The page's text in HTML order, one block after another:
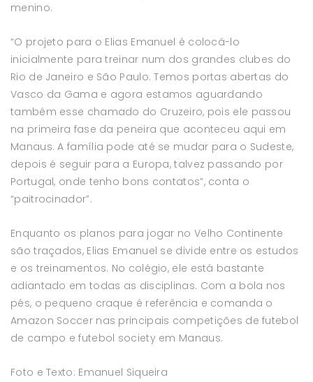
menino.
“O projeto para o Elias Emanuel é colocá-lo
inicialmente para treinar num dos grandes clubes do
Rio de Janeiro e São Paulo. Temos portas abertas do
Vasco da Gama e agora estamos aguardando
também esse chamado do Cruzeiro, pois ele passou
na primeira fase da peneira que aconteceu aqui em
Manaus. A família pode até se mudar para o Sudeste,
depois é seguir para a Europa, talvez passando por
Portugal, onde tenho bons contatos”, conta o
“paitrocinador”.
Enquanto os planos para jogar no Velho Continente
são traçados, Elias Emanuel se divide entre os estudos
e os treinamentos. No colégio, ele está bastante
adiantado em todas as disciplinas. Com a bola nos
pés, o pequeno craque é referência e comanda o
Amazon Soccer nas principais competições de futebol
de campo e futebol society em Manaus.
Foto e Texto: Emanuel Siqueira